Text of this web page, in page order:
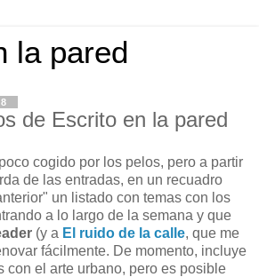
la pared
de Escrito en la pared
cogido por los pelos, pero a partir
de las entradas, en un recuadro
un listado con temas con los
a lo largo de la semana y que
(y a El ruido de la calle, que me
fácilmente. De momento, incluye
con el arte urbano, pero es posible